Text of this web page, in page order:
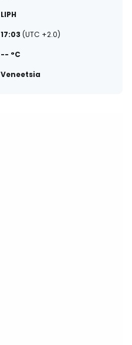
LIPH
17:03 (UTC +2.0)
-- °C
Veneetsia